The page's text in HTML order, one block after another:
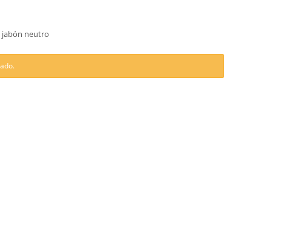
jabón neutro